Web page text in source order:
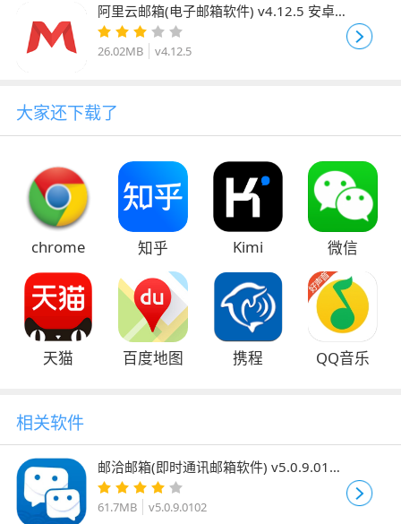
阿里云邮箱(电子邮箱软件) v4.12.5 安卓
版
26.02MB v4.12.5
大家还下载了
chrome 知乎 Kimi 微信
天猫 百度地图 携程 QQ音乐
相关软件
邮洽邮箱(即时通讯邮箱软件) v5.0.9.0102
安卓版
61.7MB v5.0.9.0102